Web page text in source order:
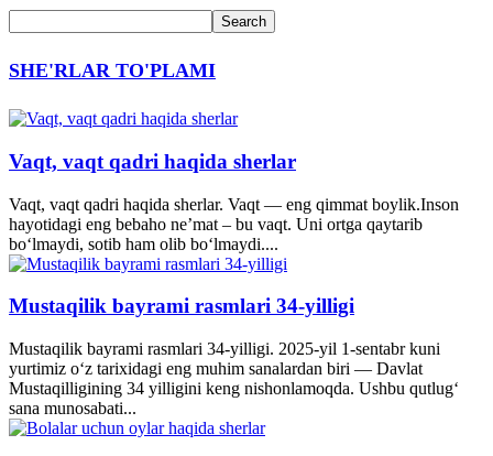
SHE'RLAR TO'PLAMI
Vaqt, vaqt qadri haqida sherlar
Vaqt, vaqt qadri haqida sherlar. Vaqt — eng qimmat boylik.Inson
hayotidagi eng bebaho ne’mat – bu vaqt. Uni ortga qaytarib
bo‘lmaydi, sotib ham olib bo‘lmaydi....
Mustaqilik bayrami rasmlari 34-yilligi
Mustaqilik bayrami rasmlari 34-yilligi. 2025-yil 1-sentabr kuni
yurtimiz o‘z tarixidagi eng muhim sanalardan biri — Davlat
Mustaqilligining 34 yilligini keng nishonlamoqda. Ushbu qutlug‘
sana munosabati...